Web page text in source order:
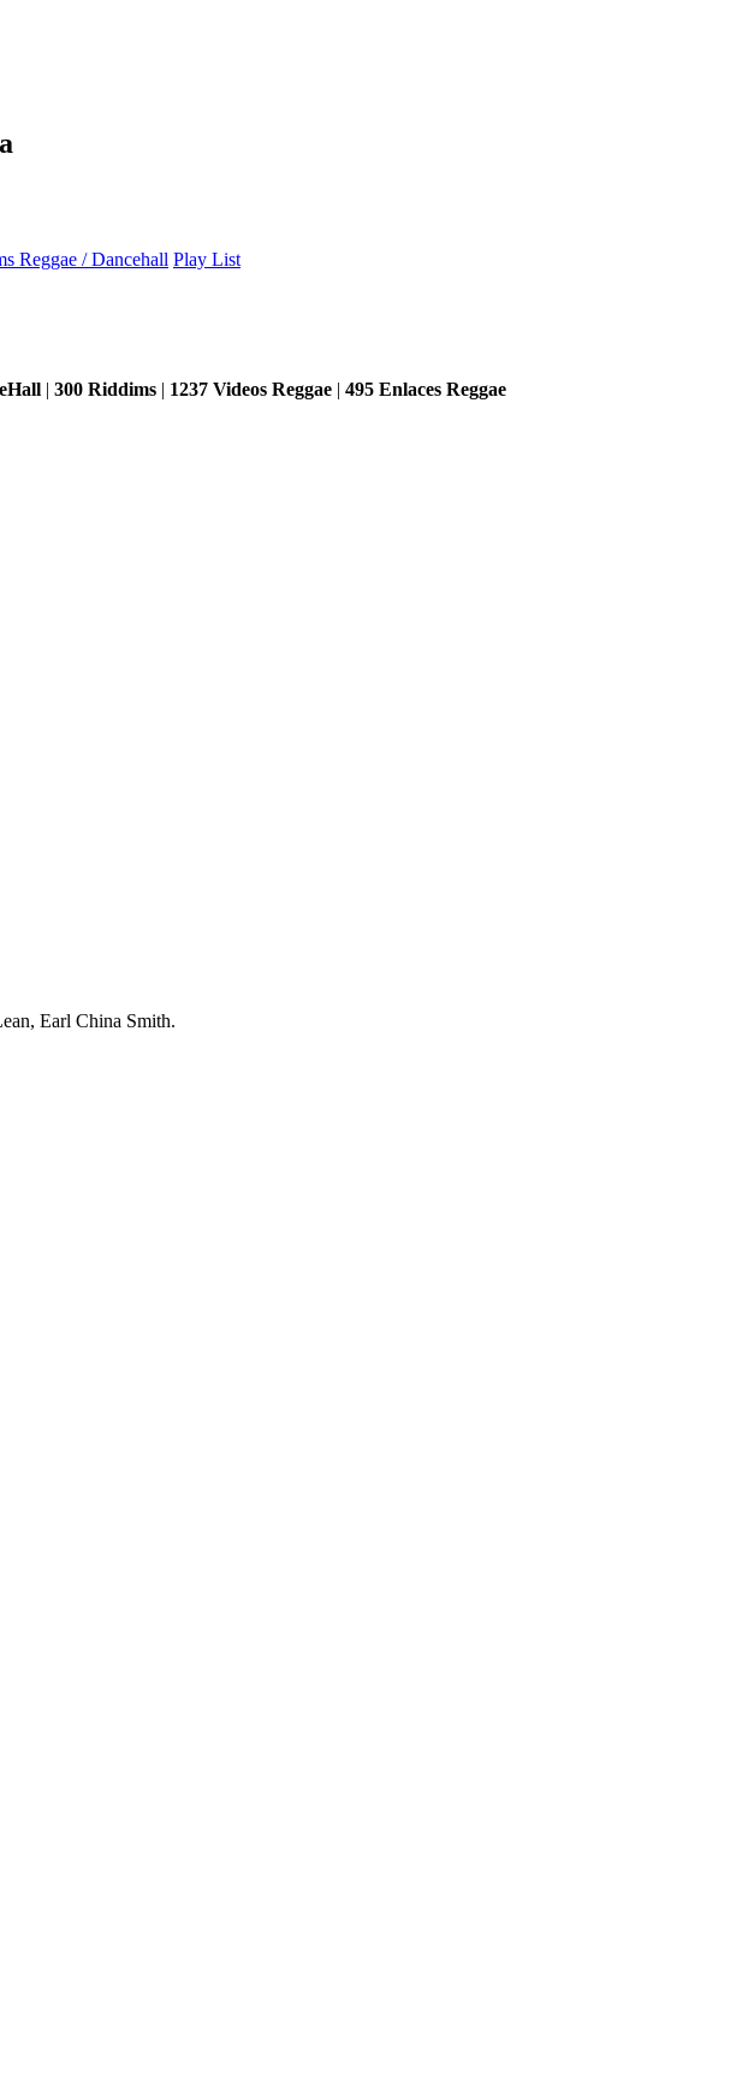
Reggae / Dancehall Play List
| 300 Riddims | 1237 Videos Reggae | 495 Enlaces Reggae
Earl China Smith.